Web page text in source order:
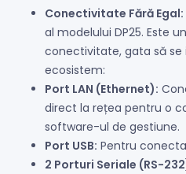
Conectivitate Fără Egal:
al modelului DP25. Este
conectivitate, gata să se
ecosistem:
Port LAN (Ethernet):
direct la rețea pentru o
software-ul de gestiune.
Port USB: Pentru
2 Porturi Seriale (RS-